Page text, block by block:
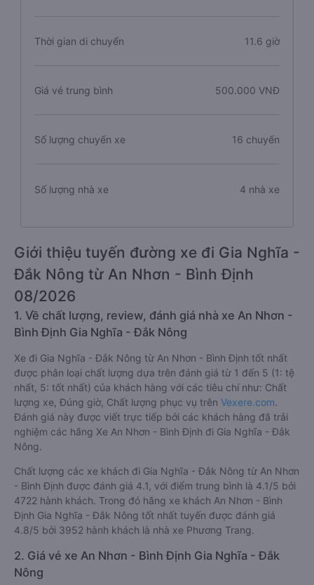
Thời gian di chuyển 11.6 giờ
Giá vé trung bình 500.000 VNĐ
Số lượng chuyến xe 16 chuyến
Số lượng nhà xe 4 nhà xe
Giới thiệu tuyến đường xe đi Gia Nghĩa -
Đắk Nông từ An Nhơn - Bình Định
08/2026
1. Về chất lượng, review, đánh giá nhà xe An Nhơn -
Bình Định Gia Nghĩa - Đắk Nông
Xe đi Gia Nghĩa - Đắk Nông từ An Nhơn - Bình Định tốt nhất
được phân loại chất lượng dựa trên đánh giá từ 1 đến 5 (1: tệ
nhất, 5: tốt nhất) của khách hàng với các tiêu chí như: Chất
lượng xe, Đúng giờ, Chất lượng phục vụ trên Vexere.com.
Đánh giá này được viết trực tiếp bởi các khách hàng đã trải
nghiệm các hãng Xe An Nhơn - Bình Định đi Gia Nghĩa - Đắk
Nông.
Chất lượng các xe khách đi Gia Nghĩa - Đắk Nông từ An Nhơn
- Bình Định được đánh giá 4.1, với điểm trung bình là 4.1/5 bởi
4722 hành khách. Trong đó hãng xe khách An Nhơn - Bình
Định Gia Nghĩa - Đắk Nông tốt nhất tuyến được đánh giá
4.8/5 bởi 3952 hành khách là nhà xe Phương Trang.
2. Giá vé xe An Nhơn - Bình Định Gia Nghĩa - Đắk
Nông